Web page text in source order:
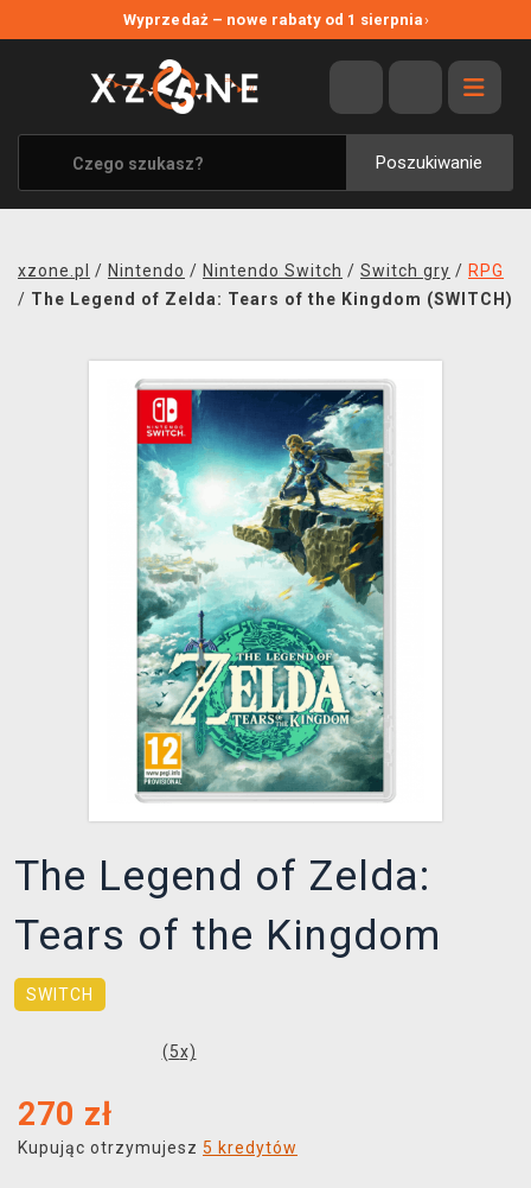
Wyprzedaż – nowe rabaty od 1 sierpnia›
Poszukiwanie
WYPRZEDAŻ
WSZYSTKIE MARKI
XZONE ORIGINALS
UBRANIA I AKCESORIA
SOUNDTRACKI
TRANSPORT
XZONE KLUB
xzone.pl / Nintendo / Nintendo Switch / Switch gry / RPG
/ The Legend of Zelda: Tears of the Kingdom (SWITCH)
The Legend of Zelda:
Tears of the Kingdom
SWITCH
(5x)
270 zł
Kupując otrzymujesz 5 kredytów